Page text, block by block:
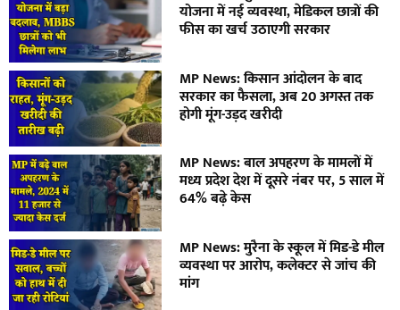
योजना में नई व्यवस्था, मेडिकल छात्रों की
फीस का खर्च उठाएगी सरकार
MP News: किसान आंदोलन के बाद
सरकार का फैसला, अब 20 अगस्त तक
होगी मूंग-उड़द खरीदी
MP News: बाल अपहरण के मामलों में
मध्य प्रदेश देश में दूसरे नंबर पर, 5 साल में
64% बढ़े केस
MP News: मुरैना के स्कूल में मिड-डे मील
व्यवस्था पर आरोप, कलेक्टर से जांच की
मांग